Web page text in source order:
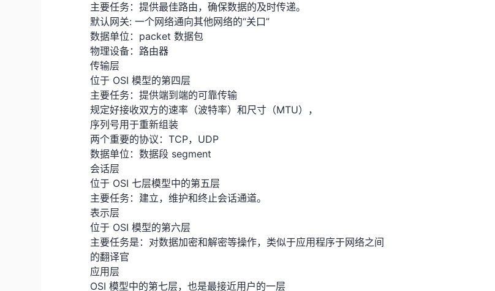
主要任务：提供最佳路由，确保数据的及时传递。
默认网关: 一个网络通向其他网络的“关口”
数据单位：packet 数据包
物理设备：路由器
传输层
位于 OSI 模型的第四层
主要任务：提供端到端的可靠传输
规定好接收双方的速率（波特率）和尺寸（MTU），
序列号用于重新组装
两个重要的协议：TCP，UDP
数据单位：数据段 segment
会话层
位于 OSI 七层模型中的第五层
主要任务：建立，维护和终止会话通道。
表示层
位于 OSI 模型的第六层
主要任务是：对数据加密和解密等操作，类似于应用程序于网络之间
的翻译官
应用层
OSI 模型中的第七层，也是最接近用户的一层